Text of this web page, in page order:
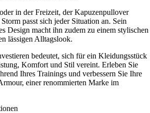
in der Freizeit, der Kapuzenpullover
passt sich jeder Situation an. Sein
Design macht ihn zudem zu einem stylischen
lässigen Alltagslook.
bedeutet, sich für ein Kleidungsstück
Komfort und Stil vereint. Erleben Sie
Ihres Trainings und verbessern Sie Ihre
einer renommierten Marke im